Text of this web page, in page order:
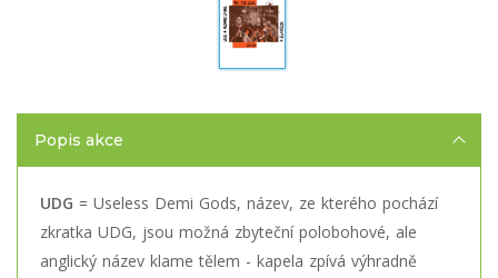
Popis akce
UDG = Useless Demi Gods, název, ze kterého pochází
zkratka UDG, jsou možná zbyteční polobohové, ale
anglický název klame tělem - kapela zpívá výhradně